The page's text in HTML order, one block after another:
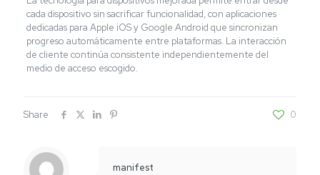
cada dispositivo sin sacrificar funcionalidad, con aplicaciones
dedicadas para Apple iOS y Google Android que sincronizan
progreso automáticamente entre plataformas. La interacción
de cliente continúa consistente independientemente del
medio de acceso escogido.
Share 0
manifest